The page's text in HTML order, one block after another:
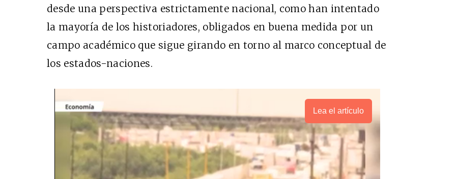
desde una perspectiva estrictamente nacional, como han intentado
la mayoría de los historiadores, obligados en buena medida por un
campo académico que sigue girando en torno al marco conceptual de
los estados-naciones.
Lea el artículo